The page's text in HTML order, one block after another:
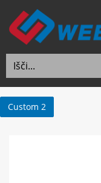
Custom 2